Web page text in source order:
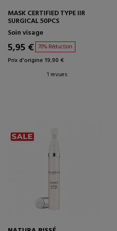
MASK CERTIFIED TYPE IIR
SURGICAL 50PCS
Soin visage
5,95 € 70% Réduction
Prix d'origine 19,90 €
1 revues